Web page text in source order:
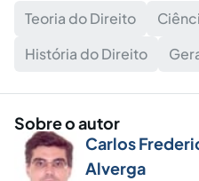
Teoria do Direito
História do Direito
Sobre o autor
Carlos
Alverga